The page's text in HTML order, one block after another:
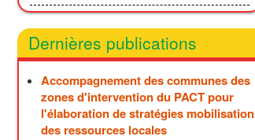
Dernières publications
Accompagnement des communes des
zones d'intervention du PACT pour
l'élaboration de stratégies mobilisation
des ressources locales